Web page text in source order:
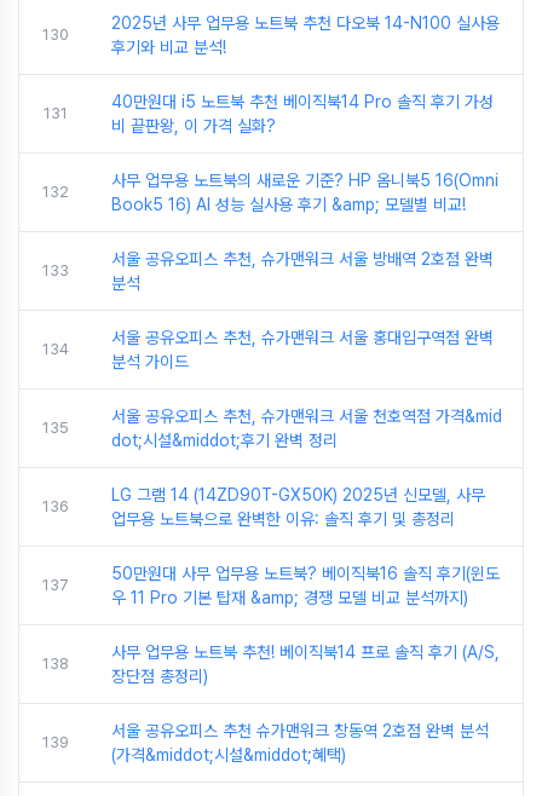
130
2025년 사무 업무용 노트북 추천 다오북 14-N100 실사용
후기와 비교 분석!
131
40만원대 i5 노트북 추천 베이직북14 Pro 솔직 후기 가성
비 끝판왕, 이 가격 실화?
132
사무 업무용 노트북의 새로운 기준? HP 옴니북5 16(Omni
Book5 16) AI 성능 실사용 후기 &amp; 모델별 비교!
133
서울 공유오피스 추천, 슈가맨워크 서울 방배역 2호점 완벽
분석
134
서울 공유오피스 추천, 슈가맨워크 서울 홍대입구역점 완벽
분석 가이드
135
서울 공유오피스 추천, 슈가맨워크 서울 천호역점 가격&mid
dot;시설&middot;후기 완벽 정리
136
LG 그램 14 (14ZD90T-GX50K) 2025년 신모델, 사무
업무용 노트북으로 완벽한 이유: 솔직 후기 및 총정리
137
50만원대 사무 업무용 노트북? 베이직북16 솔직 후기(윈도
우 11 Pro 기본 탑재 &amp; 경쟁 모델 비교 분석까지)
138
사무 업무용 노트북 추천! 베이직북14 프로 솔직 후기 (A/S,
장단점 총정리)
139
서울 공유오피스 추천 슈가맨워크 창동역 2호점 완벽 분석
(가격&middot;시설&middot;혜택)